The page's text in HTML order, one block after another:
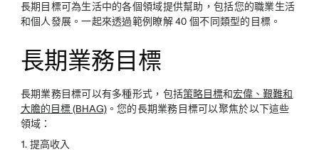
長期目標可為生活中的各個領域提供幫助，包括您的職業生活
和個人發展。一起來透過範例瞭解 40 個不同類型的目標。
長期業務目標
長期業務目標可以有多種形式，包括策略目標和宏偉、艱難和
大膽的目標 (BHAG)。您的長期業務目標可以聚焦於以下這些
領域：
1. 提高收入